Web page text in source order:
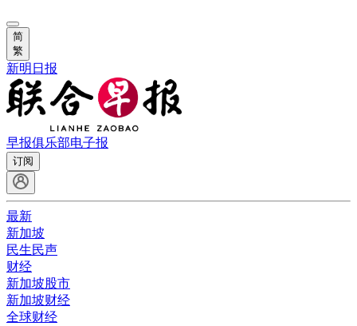
简
繁
新明日报
早报俱乐部电子报
订阅
最新
新加坡
民生民声
财经
新加坡股市
新加坡财经
全球财经